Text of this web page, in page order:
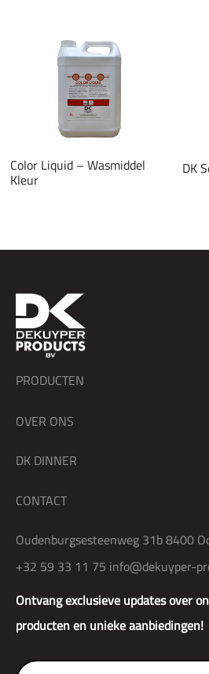
Color Liquid – Wasmiddel
Kleur DK
Ontvang exclusieve updates over
producten en unieke aanbiedingen!
PRODUCTEN
OVER ONS
DK DINNER
CONTACT
Oudenburgsesteenweg 31b 8400
+32 59 33 11 75 info@dekuyper-